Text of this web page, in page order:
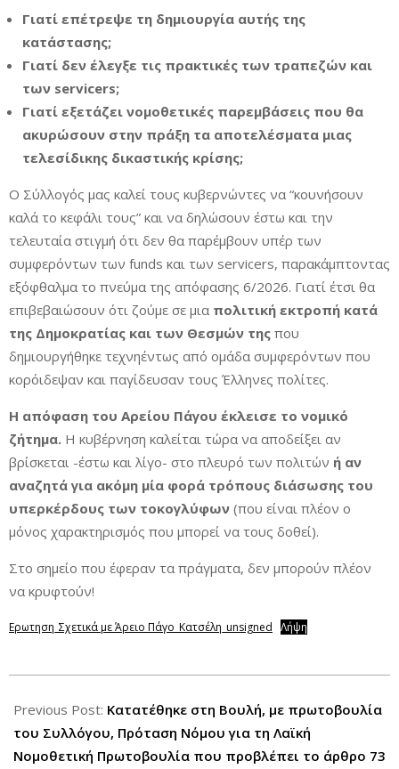
Γιατί επέτρεψε τη δημιουργία αυτής της
κατάστασης;
Γιατί δεν έλεγξε τις πρακτικές των τραπεζών και
των servicers;
Γιατί εξετάζει νομοθετικές παρεμβάσεις που θα
ακυρώσουν στην πράξη τα αποτελέσματα μιας
τελεσίδικης δικαστικής κρίσης;
Ο Σύλλογός μας καλεί τους κυβερνώντες να “κουνήσουν
καλά το κεφάλι τους” και να δηλώσουν έστω και την
τελευταία στιγμή ότι δεν θα παρέμβουν υπέρ των
συμφερόντων των funds και των servicers, παρακάμπτοντας
εξόφθαλμα το πνεύμα της απόφασης 6/2026. Γιατί έτσι θα
επιβεβαιώσουν ότι ζούμε σε μια πολιτική εκτροπή κατά
της Δημοκρατίας και των Θεσμών της που
δημιουργήθηκε τεχνηέντως από ομάδα συμφερόντων που
κορόιδεψαν και παγίδευσαν τους Έλληνες πολίτες.
Η απόφαση του Αρείου Πάγου έκλεισε το νομικό
ζήτημα. Η κυβέρνηση καλείται τώρα να αποδείξει αν
βρίσκεται -έστω και λίγο- στο πλευρό των πολιτών ή αν
αναζητά για ακόμη μία φορά τρόπους διάσωσης του
υπερκέρδους των τοκογλύφων (που είναι πλέον ο
μόνος χαρακτηρισμός που μπορεί να τους δοθεί).
Στο σημείο που έφεραν τα πράγματα, δεν μπορούν πλέον
να κρυφτούν!
Eρωτηση_Σχετικά με Άρειο Πάγο_Κατσέλη_unsigned Λήψη
06-
22
Previous Post: Κατατέθηκε στη Βουλή, με πρωτοβουλία
του Συλλόγου, Πρόταση Νόμου για τη Λαϊκή
Νομοθετική Πρωτοβουλία που προβλέπει το άρθρο 73